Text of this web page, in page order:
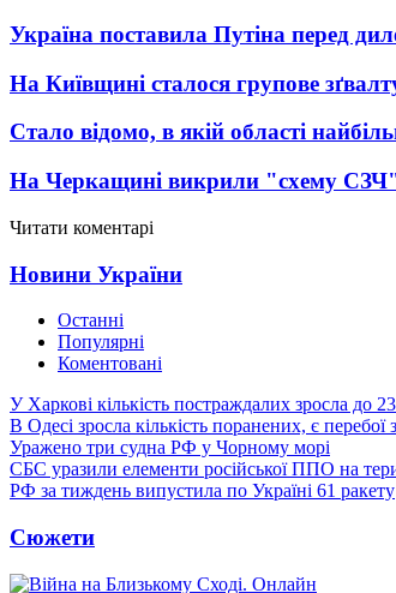
Україна поставила Путіна перед
На Київщині сталося групове
Стало відомо, в якій області
На Черкащині викрили "схему
Читати коментарі
Новини України
Останні
Популярні
Коментовані
У Харкові кількість постраждалих зросла до
В Одесі зросла кількість поранених, є перебої
Уражено три судна РФ у Чорному морі
СБС уразили елементи російської ППО на
РФ за тиждень випустила по Україні 61 ракету
Сюжети